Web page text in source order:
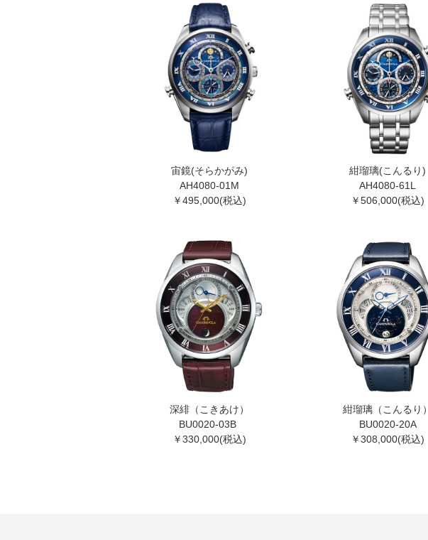
宙鏡(そらかがみ)
AH4080-01M
￥495,000(税込)
紺瑠璃(こんるり)
AH4080-61L
￥506,000(税込)
深緋（こきあけ）
BU0020-03B
￥330,000(税込)
紺瑠璃（こんるり）
BU0020-20A
￥308,000(税込)